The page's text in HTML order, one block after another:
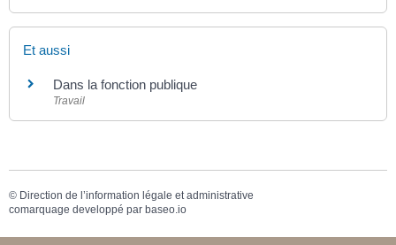
Et aussi
Dans la fonction publique
Travail
© Direction de l’information légale et administrative
comarquage developpé par baseo.io